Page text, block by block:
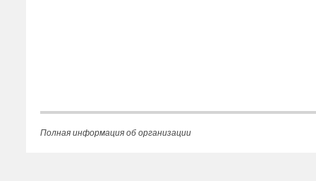
Полная информация об организации